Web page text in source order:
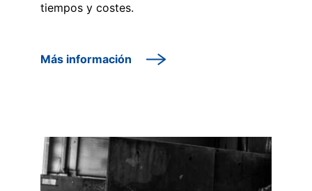
tiempos y costes.
Más información